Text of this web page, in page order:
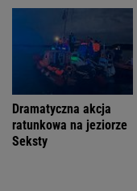
Dramatyczna akcja
ratunkowa na jeziorze
Seksty